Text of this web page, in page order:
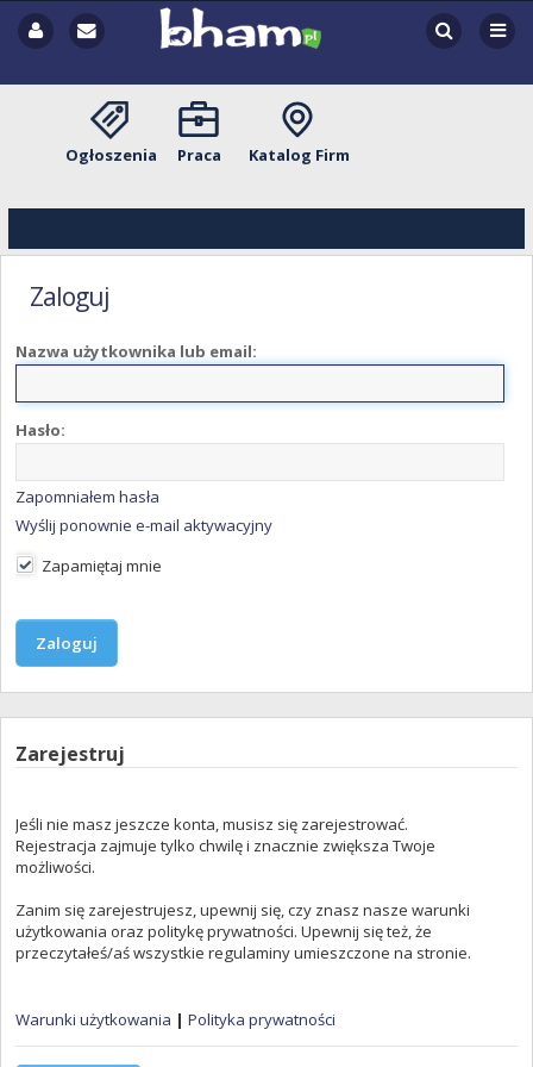
Ogłoszenia Praca Katalog Firm
Zaloguj
Nazwa użytkownika lub email:
Hasło:
Zapomniałem hasła
Wyślij ponownie e-mail aktywacyjny
Zapamiętaj mnie
Zarejestruj
Jeśli nie masz jeszcze konta, musisz się zarejestrować.
Rejestracja zajmuje tylko chwilę i znacznie zwiększa Twoje
możliwości.
Zanim się zarejestrujesz, upewnij się, czy znasz nasze warunki
użytkowania oraz politykę prywatności. Upewnij się też, że
przeczytałeś/aś wszystkie regulaminy umieszczone na stronie.
Warunki użytkowania | Polityka prywatności